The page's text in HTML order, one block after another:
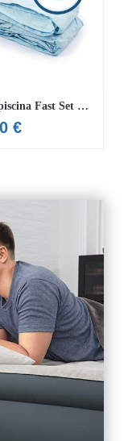
Liner piscina Fast Set 366 x 76 cm
€